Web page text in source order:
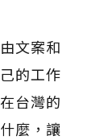
文案和
的工作
台灣的
麼，讓